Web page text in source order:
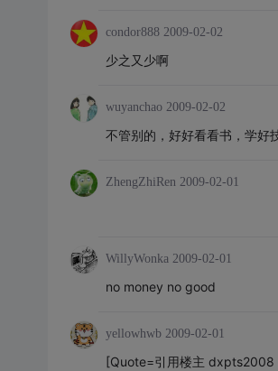
condor888 2009-02-02
少之又少啊
wuyanchao 2009-02-02
不管别的，好好看看书，学好
ZhengZhiRen 2009-02-01
WillyWonka 2009-02-01
no money no good
yellowhwb 2009-02-01
[Quote=引用楼主 dxpts2008